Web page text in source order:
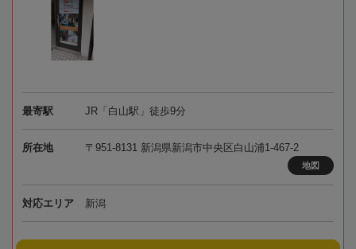
最寄駅 JR「白山駅」徒歩9分
所在地 〒951-8131 新潟県新潟市中央区白山浦1-467-2
地図
対応エリア 新潟